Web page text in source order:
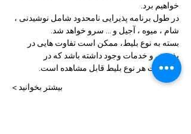
خواهیم برد.
در طول برنامه پذیرایی نامحدود شامل نوشیدنی ،
شام ، میوه ، آجیل و ... سرو خواهد شد.
بسته به نوع بلیط، ممکن است تفاوت هایی در
پذیرش و خدمات وجود داشته باشد که در
توضیحات هر نوع بلیط قابل مشاهده است.
بیشتر بخوانید >